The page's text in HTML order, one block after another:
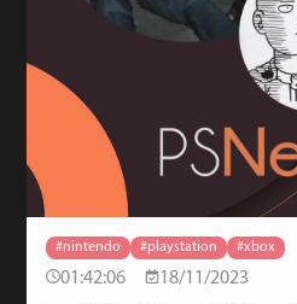
#nintendo #playstation #xbox
01:42:06 18/11/2023